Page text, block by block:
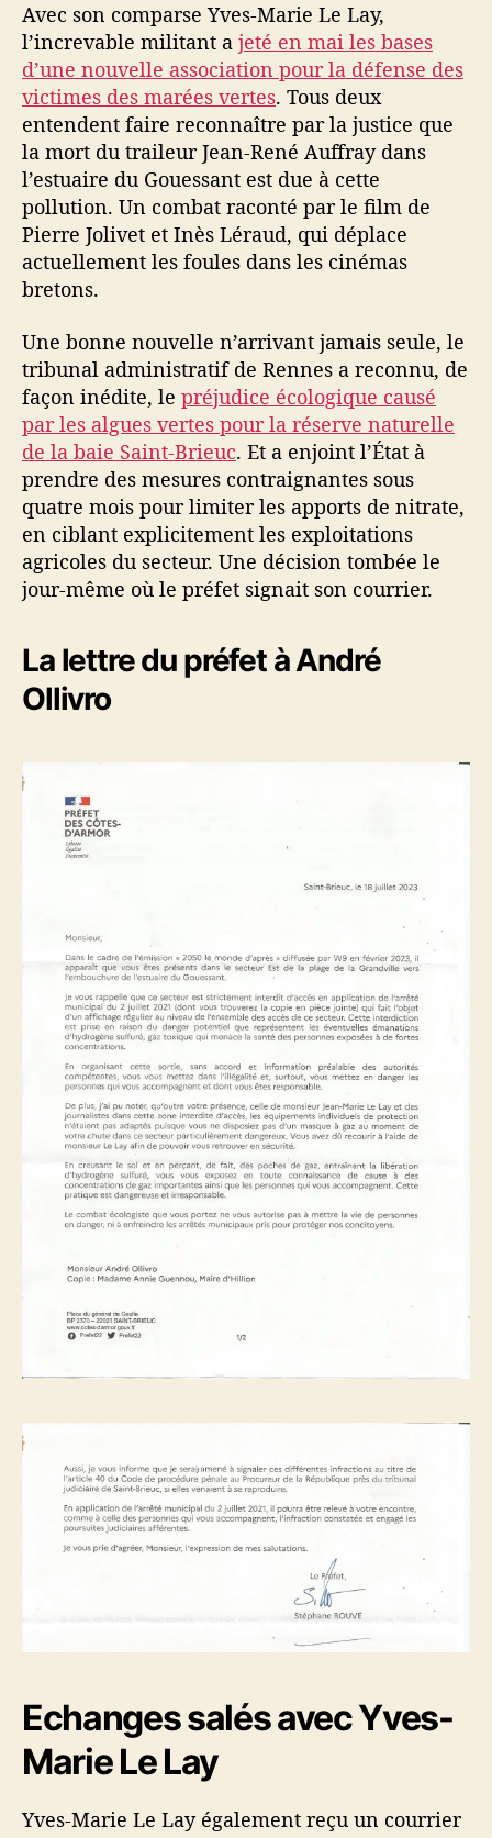
Avec son comparse Yves-Marie Le Lay,
l’increvable militant a jeté en mai les bases
d’une nouvelle association pour la défense des
victimes des marées vertes. Tous deux
entendent faire reconnaître par la justice que
la mort du traileur Jean-René Auffray dans
l’estuaire du Gouessant est due à cette
pollution. Un combat raconté par le film de
Pierre Jolivet et Inès Léraud, qui déplace
actuellement les foules dans les cinémas
bretons.
Une bonne nouvelle n’arrivant jamais seule, le
tribunal administratif de Rennes a reconnu, de
façon inédite, le préjudice écologique causé
par les algues vertes pour la réserve naturelle
de la baie Saint-Brieuc. Et a enjoint l’État à
prendre des mesures contraignantes sous
quatre mois pour limiter les apports de nitrate,
en ciblant explicitement les exploitations
agricoles du secteur. Une décision tombée le
jour-même où le préfet signait son courrier.
La lettre du préfet à André
Ollivro
Echanges salés avec Yves-
Marie Le Lay
Yves-Marie Le Lay également reçu un courrier